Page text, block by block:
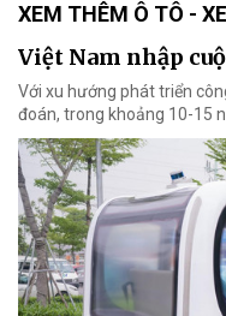
XEM THÊM Ô TÔ -
Việt Nam nhập
Với xu hướng phát triển
đoán, trong khoảng 10-15